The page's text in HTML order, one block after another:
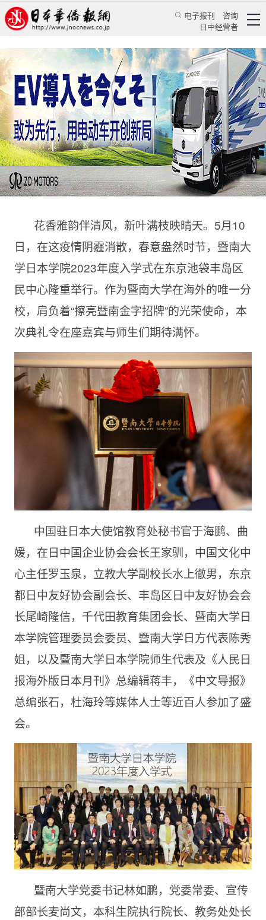
电子报刊
咨询
日中经营者
华韵东瀛，培才育英 暨南大学日本学院2023年度
入学式在东京隆重举行
蔡晖 华人新闻 文化风采
日本华侨报 2023/5/12 09:55:04
花香雅韵伴清风，新叶满枝映晴天。5月10
日，在这疫情阴霾消散，春意盎然时节，暨南大
学日本学院2023年度入学式在东京池袋丰岛区
民中心隆重举行。作为暨南大学在海外的唯一分
校，肩负着“擦亮暨南金字招牌”的光荣使命，本
次典礼令在座嘉宾与师生们期待满怀。
中国驻日本大使馆教育处秘书官于海鹏、曲
媛，在日中国企业协会会长王家驯，中国文化中
心主任罗玉泉，立教大学副校长水上徹男，东京
都日中友好协会副会长、丰岛区日中友好协会会
长尾崎隆信，千代田教育集团会长、暨南大学日
本学院管理委员会委员、暨南大学日方代表陈秀
姐，以及暨南大学日本学院师生代表及《人民日
报海外版日本月刊》总编辑蒋丰，《中文导报》
总编张石，杜海玲等媒体人士等近百人参加了盛
会。
暨南大学党委书记林如鹏，党委常委、宣传
部部长麦尚文，本科生院执行院长、教务处处长